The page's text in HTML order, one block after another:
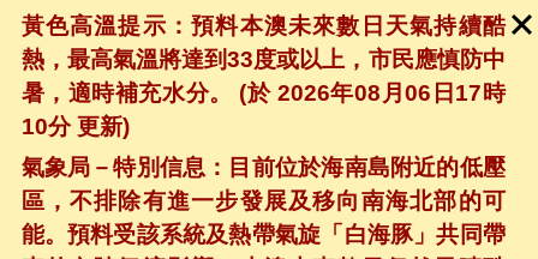
黃色高溫提示：預料本澳未來數日天氣持續酷
熱，最高氣溫將達到33度或以上，市民應慎防中
暑，適時補充水分。 (於 2026年08月06日17時
10分 更新)
氣象局－特別信息：目前位於海南島附近的低壓
區，不排除有進一步發展及移向南海北部的可
能。預料受該系統及熱帶氣旋「白海豚」共同帶